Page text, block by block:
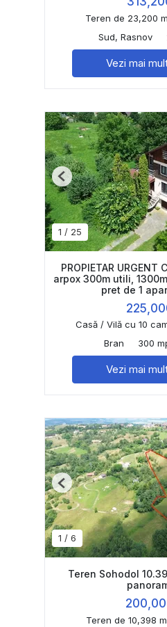
Teren de 23,200
Sud, Rasnov
Vezi mai
1 / 25
Previous
PROPIETAR URGENT
arpox 300m utili,
pret de 1
Casă / Vilă cu 10
Bran
300
Vezi mai
1 / 6
Previous
Teren Sohodol
Teren de 10,398